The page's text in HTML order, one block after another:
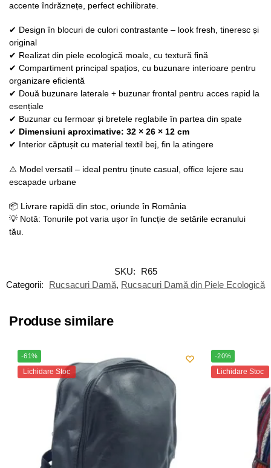
accente îndrăznețe, perfect echilibrate.
✔ Design în blocuri de culori contrastante – look fresh, tineresc și
original
✔ Realizat din piele ecologică moale, cu textură fină
✔ Compartiment principal spațios, cu buzunare interioare pentru
organizare eficientă
✔ Două buzunare laterale + buzunar frontal pentru acces rapid la
esențiale
✔ Buzunar cu fermoar și bretele reglabile în partea din spate
✔ Dimensiuni aproximative: 32 × 26 × 12 cm
✔ Interior căptușit cu material textil bej, fin la atingere
⚠️ Model versatil – ideal pentru ținute casual, office lejere sau
escapade urbane
📦 Livrare rapidă din stoc, oriunde în România
💡 Notă: Tonurile pot varia ușor în funcție de setările ecranului
tău.
SKU:
R65
Categorii:
Rucsacuri Damă, Rucsacuri Damă din Piele Ecologică
Produse similare
-61%
Lichidare Stoc
-20%
Lichidare Stoc